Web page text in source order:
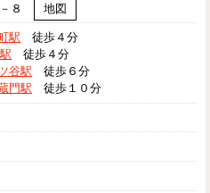
－８ 地図
駅 徒歩４分
徒歩４分
谷駅 徒歩６分
門駅 徒歩１０分